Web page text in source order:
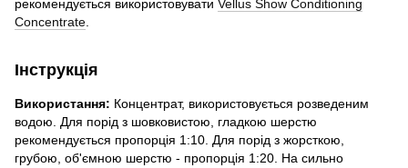
рекомендується використовувати Vellus Show Conditioning
Concentrate
Інструкція
Використання: Концентрат, використовується розведеним
водою. Для порід з шовковистою, гладкою шерстю
рекомендується пропорція 1:10. Для порід з жорсткою,
грубою, об'ємною шерстю - пропорція 1:20. На сильно